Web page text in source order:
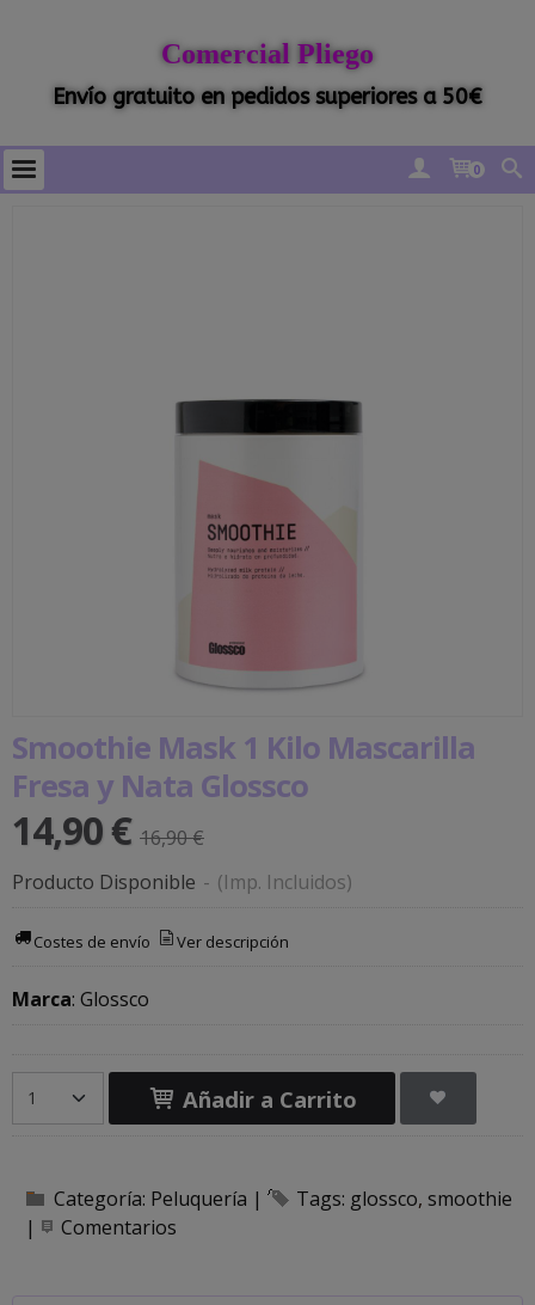
Comercial Pliego
Envío gratuito en pedidos superiores a 50€
0
Smoothie Mask 1 Kilo Mascarilla
Fresa y Nata Glossco
14,90 € 16,90 €
Producto Disponible - (Imp. Incluidos)
Costes de envío Ver descripción
Marca: Glossco
Añadir a Carrito
Categoría: Peluquería | Tags: glossco smoothie
|
Comentarios